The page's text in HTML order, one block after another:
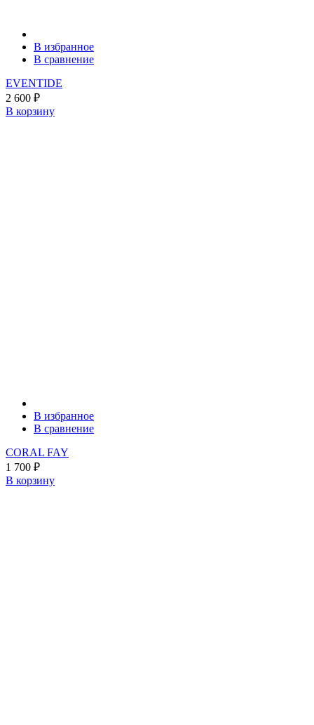
В избранное
В сравнение
EVENTIDE
2 600 ₽
В корзину
В избранное
В сравнение
CORAL FAY
1 700 ₽
В корзину